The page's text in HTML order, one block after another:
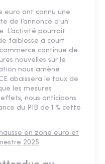
euro ont connu une
de l’annonce d’un
L’activité pourrait
faiblesse à court
continue de
nouvelles sur le
nous amène
abaissera le taux de
les mesures
nous anticipons
du PIB de 1 % cette
en zone euro et
2025